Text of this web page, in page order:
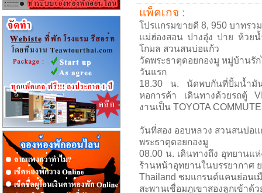
แพ็คเกจ :
โปรแกรมขายดี 8, 950 บาทรว
แม่ฮ่องสอน ปางอุ๋ง ปาย ห้วย
โกมล สวนสนบ่อแก้ว
วัดพระธาตุดอยกองมู หมู่บ้านรั
วันแรก
18.30 น. นัดพบกันที่ปั้มน้ำมั
หอการค้า เดินทางด้วยรถตู้
งานเป็น TOYOTA
วันที่สอง ออบหลวง สวนสนบ่อ
พระธาตุดอยกองมู
08.00 น. เดินทางถึง อุทยานแ
ร้านหน้าอุทยานในบรรยากาศ
Thailand ชมแกรนด์แคนย่อนเ
สะพานเชื่อมภูเขาสองลูกเข้าด้